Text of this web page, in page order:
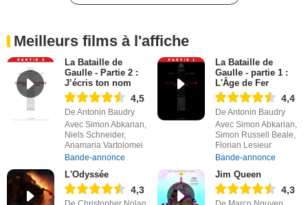
Meilleurs films à l'affiche
La Bataille de
Gaulle - Partie 2 :
J’écris ton nom
4,5
De Antonin Baudry
Avec Simon Abkarian,
Niels Schneider,
Anamaria Vartolomei
Bande-annonce
La Bataille de
Gaulle - partie 1 :
L'Âge de Fer
4,4
De Antonin Baudry
Avec Simon Abkarian,
Simon Russell Beale,
Florian Lesieur
Bande-annonce
L'Odyssée
4,3
Jim Queen
4,3